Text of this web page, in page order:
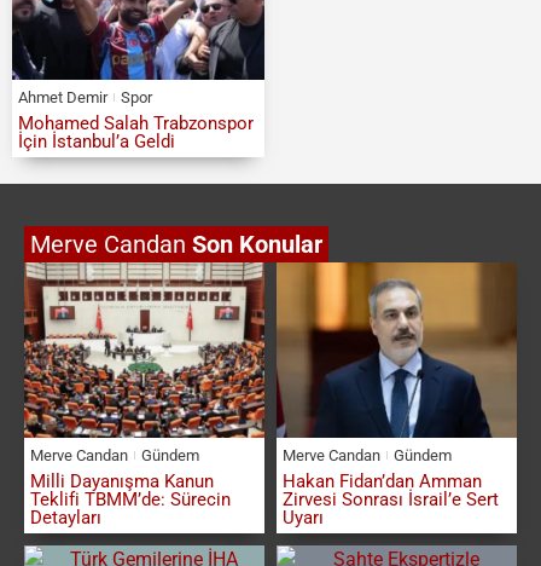
Ahmet Demir Spor
Mohamed Salah Trabzonspor
İçin İstanbul’a Geldi
Merve Candan Son Konular
Merve Candan Gündem
Milli Dayanışma Kanun
Teklifi TBMM’de: Sürecin
Detayları
Merve Candan Gündem
Hakan Fidan’dan Amman
Zirvesi Sonrası İsrail’e Sert
Uyarı